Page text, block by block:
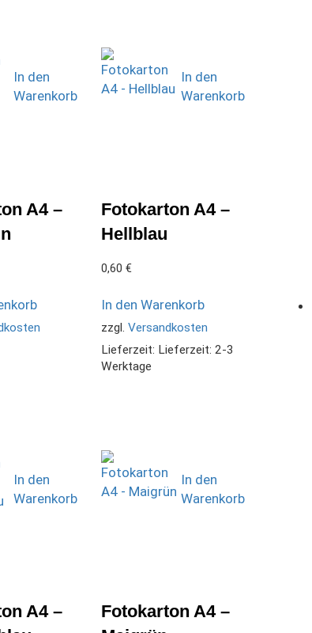
In den
Warenkorb
A4 –
In den
Warenkorb
Fotokarton A4 –
Hellblau
0,60 €
In den Warenkorb
zzgl. Versandkosten
Lieferzeit: Lieferzeit: 2-3
Werktage
In den
Warenkorb
A4 –
In den
Warenkorb
Fotokarton A4 –